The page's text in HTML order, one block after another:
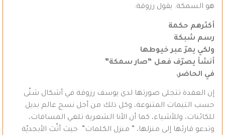
هو السمكة. يقول رزوقة:
أكثرهم حكمة
رسم شبكة
ولكي يمرّ عبر خيوطها
أنشأ يصرّف فعل “صار سمكة”
في الحاضر.
إن العقدة تتجلى صورتها لدى يوسف رزوقة في أشكال شتّى
حسب التيمات المتنوعة، وكل ذلك من أجل نسج عالم بديل
للكائنات، وللأشياء، كما أن الأنا الشعرية تلغي المسافات،
وتدعو قارئها إلى منزلها، ” منزل الكلمات” حيث أثّث الأبجديّة